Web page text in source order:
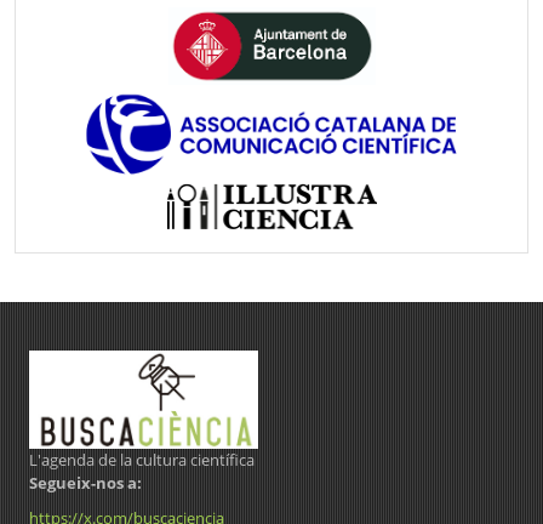
L'agenda de la cultura científica
Segueix-nos a:
https://x.com/buscaciencia